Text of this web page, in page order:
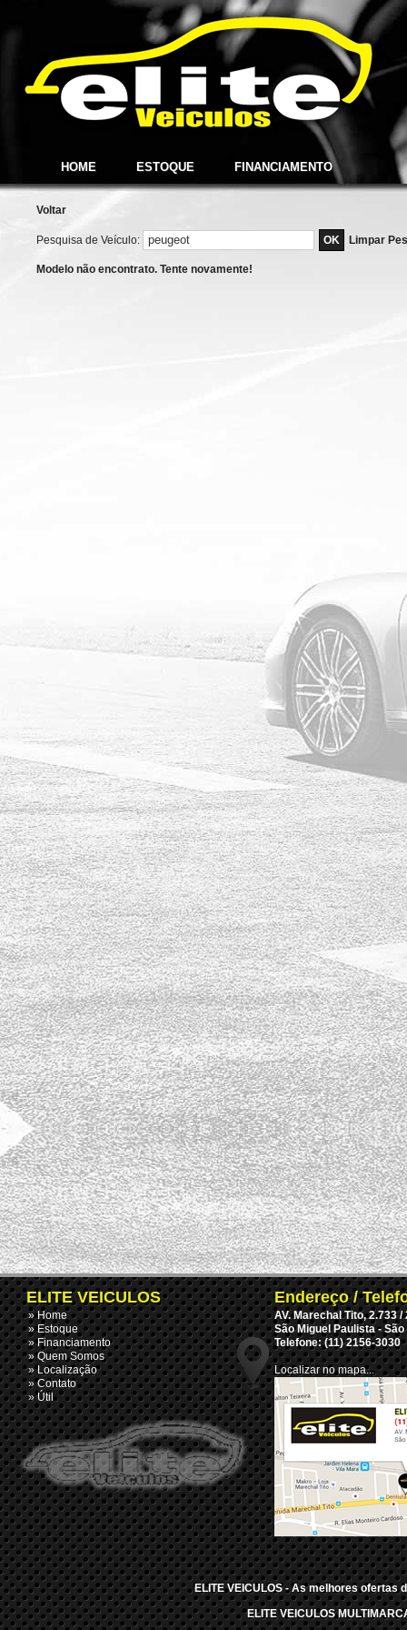
HOME ESTOQUE FINANCIAMENTO
Voltar
Pesquisa de Veículo: Limpar
Modelo não encontrato. Tente novamente!
ELITE VEICULOS
» Home
» Estoque
» Financiamento
» Quem Somos
» Localização
» Contato
» Útil
Endereço /
AV. Marechal Tito, 2.733 /
São Miguel Paulista - São
Telefone: (11) 2156-3030
Localizar no mapa...
ELITE VEICULOS - As melhores ofertas
ELITE VEICULOS